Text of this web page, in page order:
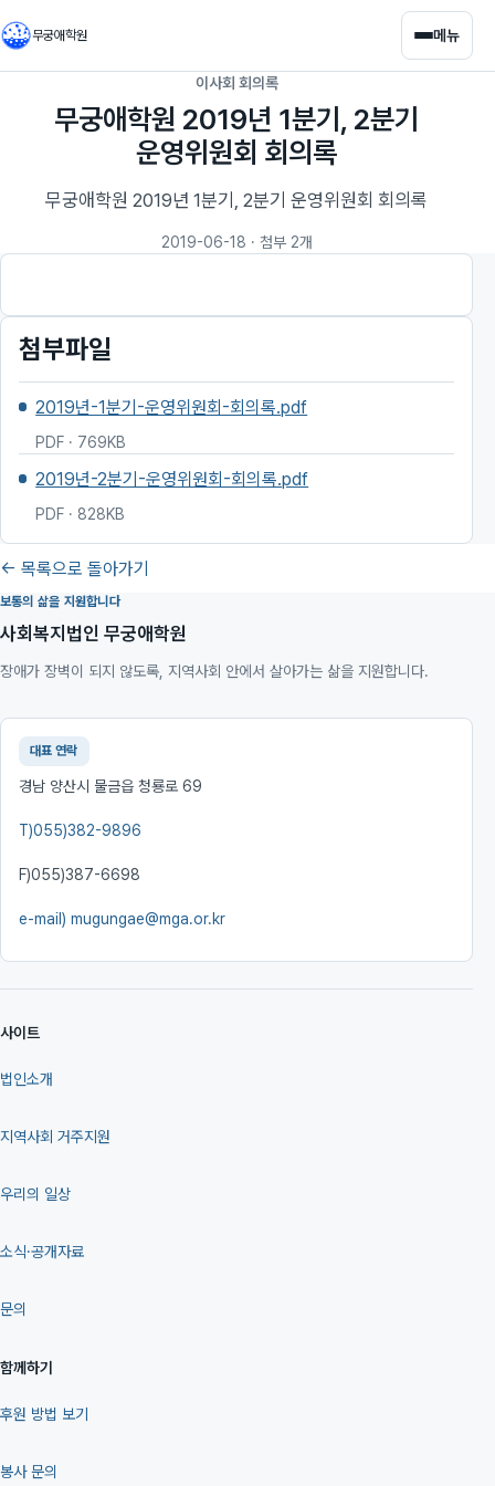
무궁애학원 메뉴
이사회 회의록
무궁애학원 2019년 1분기, 2분기
운영위원회 회의록
무궁애학원 2019년 1분기, 2분기 운영위원회 회의록
2019-06-18 · 첨부 2개
첨부파일
2019년-1분기-운영위원회-회의록.pdf
PDF · 769KB
2019년-2분기-운영위원회-회의록.pdf
PDF · 828KB
← 목록으로 돌아가기
보통의 삶을 지원합니다
사회복지법인 무궁애학원
장애가 장벽이 되지 않도록, 지역사회 안에서 살아가는 삶을 지원합니다.
대표 연락
경남 양산시 물금읍 청룡로 69
T)055)382-9896
F)055)387-6698
e-mail) mugungae@mga.or.kr
사이트
법인소개
지역사회 거주지원
우리의 일상
소식·공개자료
문의
함께하기
후원 방법 보기
봉사 문의